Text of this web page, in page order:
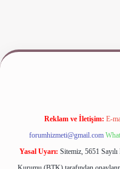
Reklam ve İletişim: E-
forumhizmeti@gmail.com
Yasal Uyarı: Sitemiz, 5651